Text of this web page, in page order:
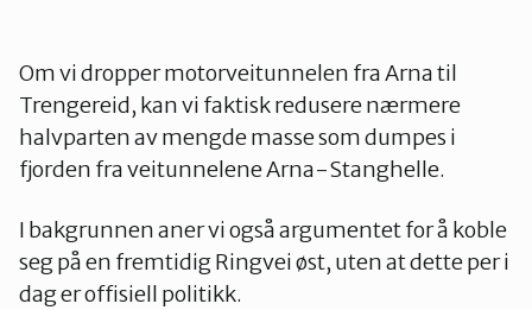
Om vi dropper motorveitunnelen fra Arna til
Trengereid, kan vi faktisk redusere nærmere
halvparten av mengde masse som dumpes i
fjorden fra veitunnelene Arna-Stanghelle.
I bakgrunnen aner vi også argumentet for å koble
seg på en fremtidig Ringvei øst, uten at dette per i
dag er offisiell politikk.